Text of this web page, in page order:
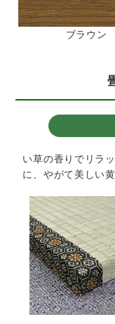
ブラウン
い草の香りでリラ
に、やがて美しい